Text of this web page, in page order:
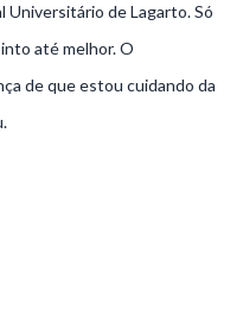
Universitário de Lagarto. Só
até melhor. O
de que estou cuidando da